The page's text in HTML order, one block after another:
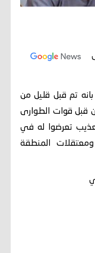
تم قبل قليل من
من قبل قوات الطوارى
تعذيب تعرضوا له في
المنطقة